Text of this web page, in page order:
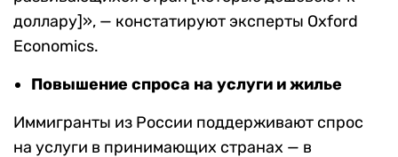
доллару]», — констатируют эксперты Oxford
Economics.
Повышение спроса на услуги и жилье
Иммигранты из России поддерживают спрос
на услуги в принимающих странах — в